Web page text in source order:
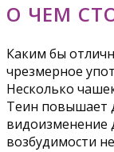
О ЧЕМ
Каким бы
чрезмерное
Несколько
Теин повышает
видоизменение
возбудимости